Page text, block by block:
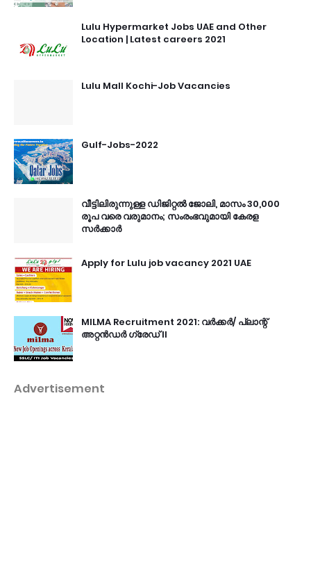
Lulu Hypermarket Jobs UAE and Other
Location | Latest careers 2021
Lulu Mall Kochi-Job Vacancies
Gulf-Jobs-2022
വീട്ടിലിരുന്നുള്ള ഡിജിറ്റൽ ജോലി, മാസം 30,000
രൂപ വരെ വരുമാനം; സംരംഭവുമായി കേരള
സർക്കാർ
Apply for Lulu job vacancy 2021 UAE
MILMA Recruitment 2021: വർക്കർ/ പ്ലാന്റ്
അറ്റൻഡർ ഗ്രേഡ് II
Advertisement